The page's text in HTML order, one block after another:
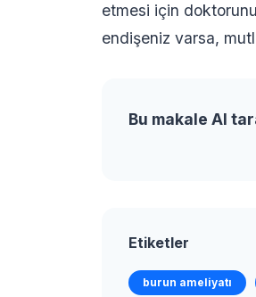
etmesi için
endişeniz varsa,
Bu makale AI
Etiketler
burun ameliyatı